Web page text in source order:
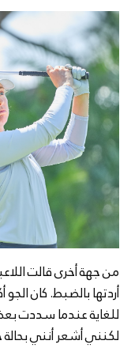
من جهة أخرى قالت
أردتها بالضبط. كان الجو
للغاية عندما سددت بعض
لكنني أشعر أنني